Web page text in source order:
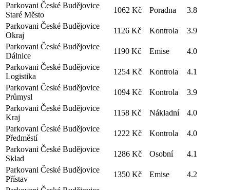
Parkovani České Budějovice
Staré Město
1062 Kč Poradna
3.8
Parkovani České Budějovice
Okraj
1126 Kč Kontrola
3.9
Parkovani České Budějovice
Dálnice
1190 Kč Emise
4.0
Parkovani České Budějovice
Logistika
1254 Kč Kontrola
4.1
Parkovani České Budějovice
Průmysl
1094 Kč Kontrola
3.9
Parkovani České Budějovice
Kraj
1158 Kč Nákladní
4.0
Parkovani České Budějovice
Předměstí
1222 Kč Kontrola
4.0
Parkovani České Budějovice
Sklad
1286 Kč Osobní
4.1
Parkovani České Budějovice
Přístav
1350 Kč Emise
4.2